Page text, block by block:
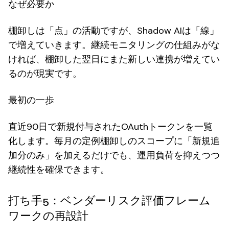
なぜ必要か
棚卸しは「点」の活動ですが、Shadow AIは「線」
で増えていきます。継続モニタリングの仕組みがな
ければ、棚卸した翌日にまた新しい連携が増えてい
るのが現実です。
最初の一歩
直近90日で新規付与されたOAuthトークンを一覧
化します。毎月の定例棚卸しのスコープに「新規追
加分のみ」を加えるだけでも、運用負荷を抑えつつ
継続性を確保できます。
打ち手5：ベンダーリスク評価フレーム
ワークの再設計